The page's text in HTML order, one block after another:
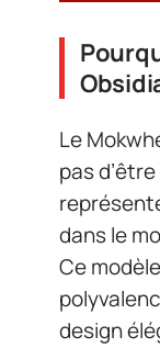
Le
pas
dans le
Ce
design